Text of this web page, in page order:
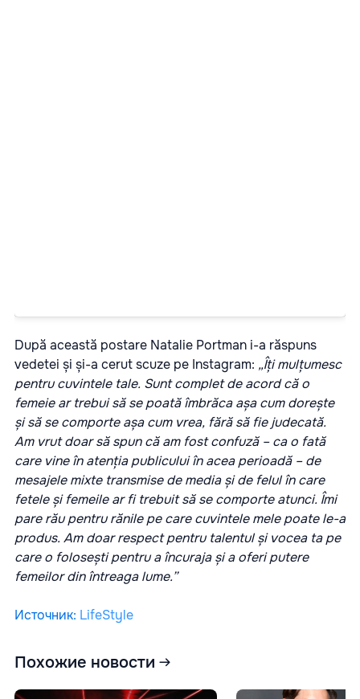
După această postare Natalie Portman i-a răspuns
vedetei și și-a cerut scuze pe Instagram: „Îți mulțumesc
pentru cuvintele tale. Sunt complet de acord că o
femeie ar trebui să se poată îmbrăca așa cum dorește
și să se comporte așa cum vrea, fără să fie judecată.
Am vrut doar să spun că am fost confuză – ca o fată
care vine în atenția publicului în acea perioadă – de
mesajele mixte transmise de media și de felul în care
fetele și femeile ar fi trebuit să se comporte atunci. Îmi
pare rău pentru rănile pe care cuvintele mele poate le-a
produs. Am doar respect pentru talentul și vocea ta pe
care o folosești pentru a încuraja și a oferi putere
femeilor din întreaga lume.”
Источник: LifeStyle
Похожие новости